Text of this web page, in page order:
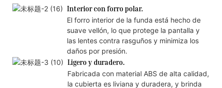
Interior con forro polar.
El forro interior de la funda está hecho de
suave vellón, lo que protege la pantalla y
las lentes contra rasguños y minimiza los
daños por presión.
Ligero y duradero.
Fabricada con material ABS de alta calidad,
la cubierta es liviana y duradera, y brinda